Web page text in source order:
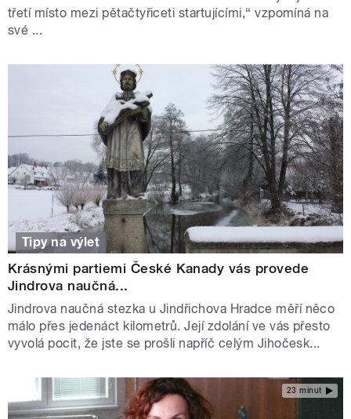
třetí místo mezi pětačtyřiceti startujícími,“ vzpomíná na
své ...
Tipy na výlet
Krásnými partiemi České Kanady vás provede
Jindrova naučná...
Jindrova naučná stezka u Jindřichova Hradce měří něco
málo přes jedenáct kilometrů. Její zdolání ve vás přesto
vyvolá pocit, že jste se prošli napříč celým Jihočesk...
23 minut